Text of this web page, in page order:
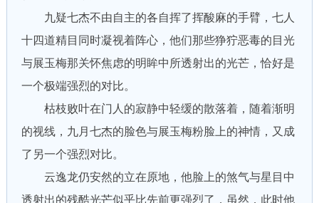
九疑七杰不由自主的各自挥了挥酸麻的手臂，七人
十四道精目同时凝视着阵心，他们那些狰狞恶毒的目光
与展玉梅那关怀焦虑的明眸中所透射出的光芒，恰好是
一个极端强烈的对比。
枯枝败叶在门人的寂静中轻缓的散落着，随着渐明
的视线，九月七杰的脸色与展玉梅粉脸上的神情，又成
了另一个强烈对比。
云逸龙仍安然的立在原地，他脸上的煞气与星目中
透射出的残酷光芒似乎比先前更强烈了，虽然，此时他